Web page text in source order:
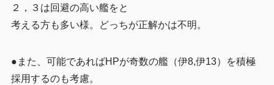
２，３は回避の高い艦をと
考える方も多い様。どっちが正解かは不明。
●また、可能であればHPが奇数の艦（伊8,伊13）を積極
採用するのも考慮。